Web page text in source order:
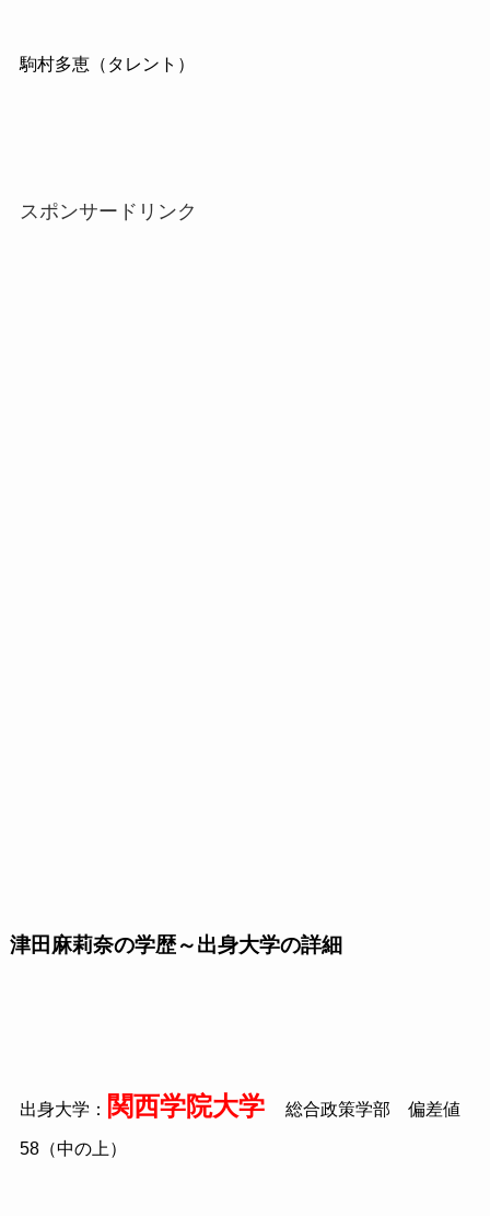
駒村多恵（タレント）
スポンサードリンク
津田麻莉奈の学歴～出身大学の詳細
出身大学： 関西学院大学 総合政策学部 偏差値
58（中の上）